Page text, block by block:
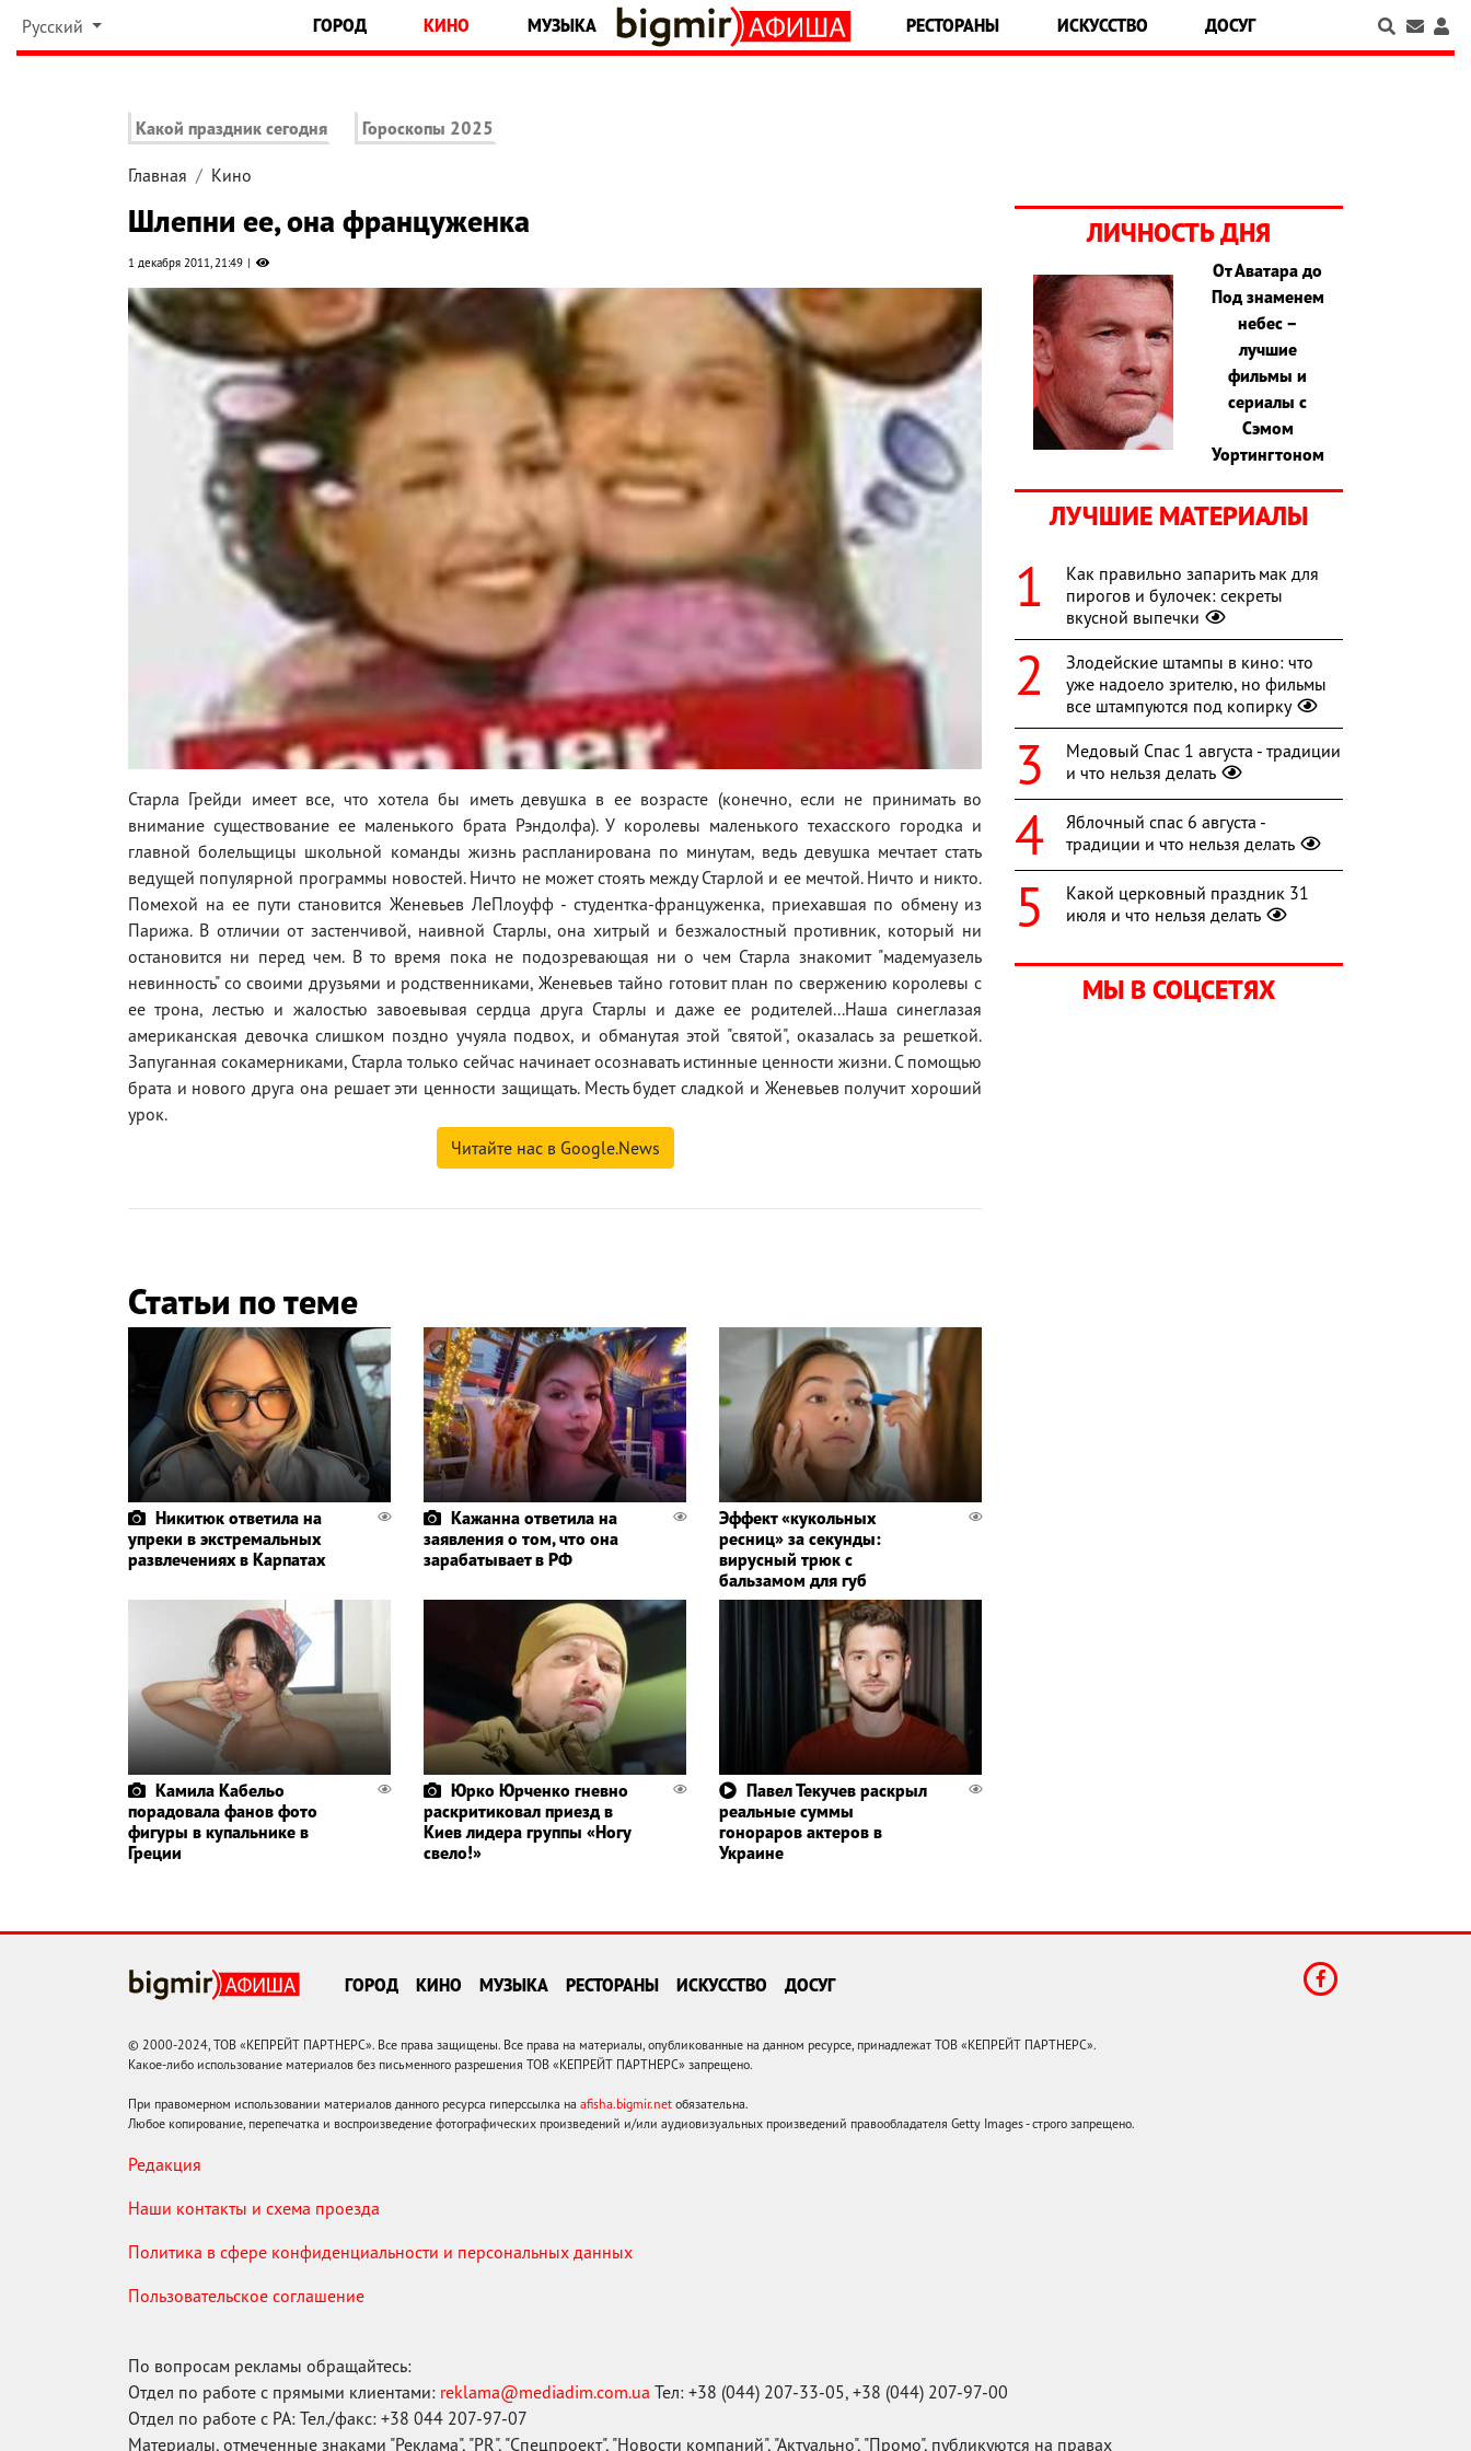
Русский ГОРОД КИНО МУЗЫКА РЕСТОРАНЫ ИСКУССТВО ДОСУГ
Какой праздник сегодня Гороскопы 2025
Главная Кино
Шлепни ее, она француженка
1 декабря 2011, 21:49
Старла Грейди имеет все, что хотела бы иметь девушка в ее возрасте (конечно, если не принимать во
внимание существование ее маленького брата Рэндолфа). У королевы маленького техасского городка и
главной болельщицы школьной команды жизнь распланирована по минутам, ведь девушка мечтает стать
ведущей популярной программы новостей. Ничто не может стоять между Старлой и ее мечтой. Ничто и никто.
Помехой на ее пути становится Женевьев ЛеПлоуфф - студентка-француженка, приехавшая по обмену из
Парижа. В отличии от застенчивой, наивной Старлы, она хитрый и безжалостный противник, который ни
остановится ни перед чем. В то время пока не подозревающая ни о чем Старла знакомит "мадемуазель
невинность" со своими друзьями и родственниками, Женевьев тайно готовит план по свержению королевы с
ее трона, лестью и жалостью завоевывая сердца друга Старлы и даже ее родителей...Наша синеглазая
американская девочка слишком поздно учуяла подвох, и обманутая этой "святой", оказалась за решеткой.
Запуганная сокамерниками, Старла только сейчас начинает осознавать истинные ценности жизни. С помощью
брата и нового друга она решает эти ценности защищать. Месть будет сладкой и Женевьев получит хороший
урок.
Читайте нас в Google.News
Статьи по теме
Никитюк ответила на
упреки в экстремальных
развлечениях в Карпатах
Кажанна ответила на
заявления о том, что она
зарабатывает в РФ
Эффект «кукольных
ресниц» за секунды:
вирусный трюк с
бальзамом для губ
Камила Кабельо
порадовала фанов фото
фигуры в купальнике в
Греции
Юрко Юрченко гневно
раскритиковал приезд в
Киев лидера группы «Ногу
свело!»
Павел Текучев раскрыл
реальные суммы
гонораров актеров в
Украине
ЛИЧНОСТЬ ДНЯ
От Аватара до
Под знаменем
небес –
лучшие
фильмы и
сериалы с
Сэмом
Уортингтоном
ЛУЧШИЕ МАТЕРИАЛЫ
Как правильно запарить мак для
пирогов и булочек: секреты
вкусной выпечки
Злодейские штампы в кино: что
уже надоело зрителю, но фильмы
все штампуются под копирку
Медовый Спас 1 августа - традиции
и что нельзя делать
Яблочный спас 6 августа -
традиции и что нельзя делать
Какой церковный праздник 31
июля и что нельзя делать
МЫ В СОЦСЕТЯХ
ГОРОД КИНО МУЗЫКА РЕСТОРАНЫ ИСКУССТВО ДОСУГ
© 2000-2024, ТОВ «КЕПРЕЙТ ПАРТНЕРС». Все права защищены. Все права на материалы, опубликованные на данном ресурсе, принадлежат ТОВ «КЕПРЕЙТ ПАРТНЕРС».
Какое-либо использование материалов без письменного разрешения ТОВ «КЕПРЕЙТ ПАРТНЕРС» запрещено.
При правомерном использовании материалов данного ресурса гиперссылка на afisha.bigmir.net обязательна.
Любое копирование, перепечатка и воспроизведение фотографических произведений и/или аудиовизуальных произведений правообладателя Getty Images - строго запрещено.
Редакция
Наши контакты и схема проезда
Политика в сфере конфиденциальности и персональных данных
Пользовательское соглашение
По вопросам рекламы обращайтесь:
Отдел по работе с прямыми клиентами: reklama@mediadim.com.ua Тел: +38 (044) 207-33-05, +38 (044) 207-97-00
Отдел по работе с РА: Тел./факс: +38 044 207-97-07
Материалы, отмеченные знаками "Реклама", "PR", "Спецпроект", "Новости компаний", "Актуально", "Промо", публикуются на правах